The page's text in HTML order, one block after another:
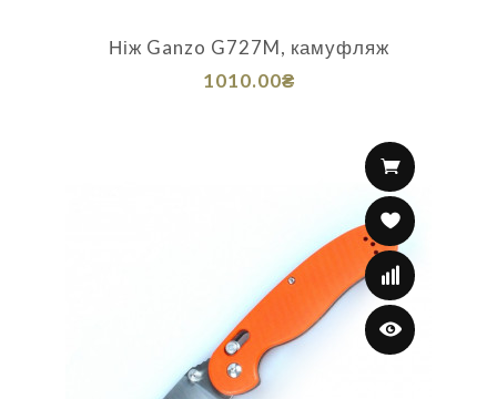
Ніж Ganzo G727M, камуфляж
1010.00₴